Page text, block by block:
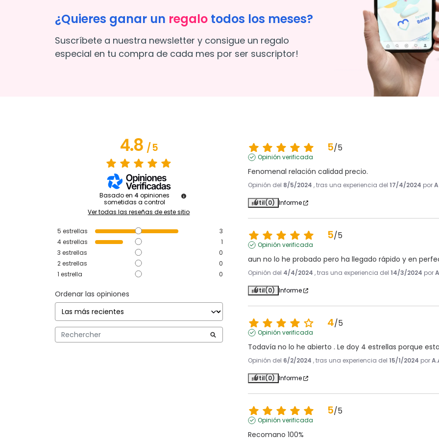
¿Quieres ganar un regalo todos los meses?
Suscríbete a nuestra newsletter y consigue un regalo
especial en tu compra de cada mes por ser suscriptor!
4.8/5
Basado en 4 opiniones
sometidas a control
Ver todas las reseñas de este sitio
5 estrellas
3
4estrellas
1
3 estrellas
0
2estrellas
0
1 estrella 0
Ordenar las opiniones
5/5
Opinión verificada
Fenomenal relación calidad precio.
Opinión del 8/5/2024 , tras una experiencia del 17/4/2024 por
Útil(0) Informe
5/5
Opinión verificada
aun no lo he probado pero ha llegado rápido y en
Opinión del 4/4/2024 , tras una experiencia del 14/3/2024 por
Útil(0) Informe
4/5
Opinión verificada
Todavía no lo he abierto . Le doy 4 estrellas porque
Opinión del 6/2/2024 , tras una experiencia del 15/1/2024 por
Útil(0) Informe
5/5
Opinión verificada
Recomano 100%